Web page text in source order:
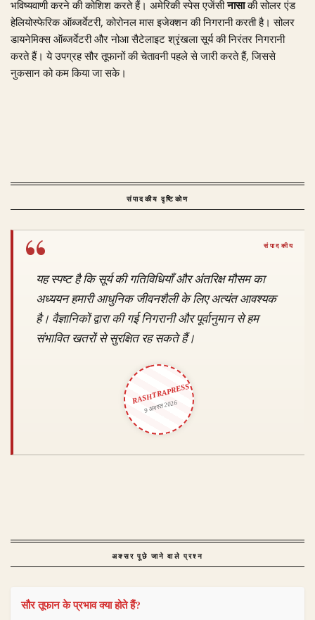
भविष्यवाणी करने की कोशिश करते हैं। अमेरिकी स्पेस एजेंसीनासाकी सोलर एंड
हेलियोस्फेरिक ऑब्जर्वेटरी, कोरोनल मास इजेक्शन की निगरानी करती है। सोलर
डायनेमिक्स ऑब्जर्वेटरी और नोआ सैटेलाइट श्रृंखला सूर्य की निरंतर निगरानी
करते हैं। ये उपग्रह सौर तूफानों की चेतावनी पहले से जारी करते हैं, जिससे
नुकसान को कम किया जा सके।
संपादकीय दृष्टिकोण
यह स्पष्ट है कि सूर्य की गतिविधियाँ और अंतरिक्ष मौसम का
अध्ययन हमारी आधुनिक जीवनशैली के लिए अत्यंत आवश्यक
है। वैज्ञानिकों द्वारा की गई निगरानी और पूर्वानुमान से हम
संभावित खतरों से सुरक्षित रह सकते हैं।
RASHTRAPRESS
9 अगस्त 2026
अक्सर पूछे जाने वाले प्रश्न
सौर तूफान के प्रभाव क्या होते हैं?